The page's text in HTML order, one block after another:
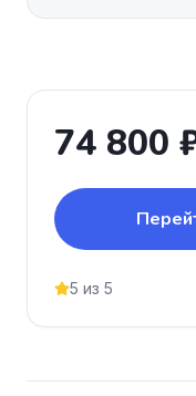
74 800
5 из 5